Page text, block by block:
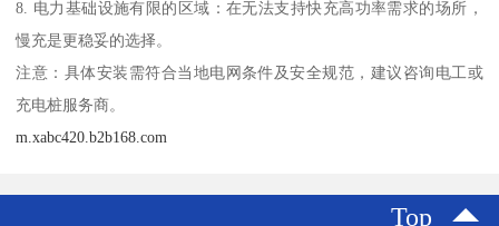
8. 电力基础设施有限的区域：在无法支持快充高功率需求的场所，
慢充是更稳妥的选择。
注意：具体安装需符合当地电网条件及安全规范，建议咨询电工或
充电桩服务商。
m.xabc420.b2b168.com
Top